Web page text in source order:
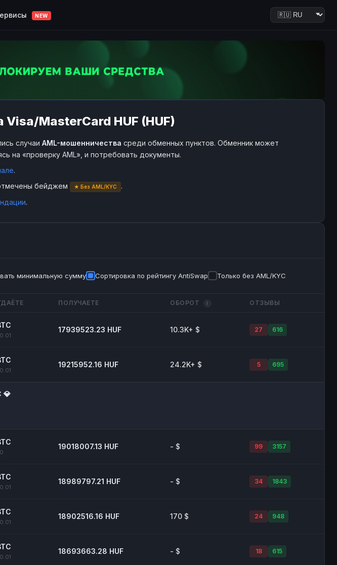
NEW
MasterCard HUF (HUF)
случаи AML-мошенничества среди обменных пунктов. Обменник может
на «проверку AML», и потребовать документы.
.
бейджем
★ Без AML/KYC
.
.
минимальную сумму Сортировка по рейтингу AntiSwap Только без AML/KYC
ПОЛУЧАЕТЕ ОБОРОТ i ОТЗЫВЫ
17939523.23 HUF 10.3K+ $ 27 616
19215952.16 HUF 24.2K+ $ 5 695
💎
19018007.13 HUF - $ 99 3157
18989797.21 HUF - $ 34 1843
18902516.16 HUF 170 $ 24 948
18693663.28 HUF - $ 18 615